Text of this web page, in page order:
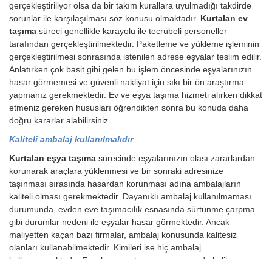
gerçekleştiriliyor olsa da bir takım kurallara uyulmadığı takdirde
sorunlar ile karşılaşılması söz konusu olmaktadır. Kurtalan ev
taşıma süreci genellikle karayolu ile tecrübeli personeller
tarafından gerçekleştirilmektedir. Paketleme ve yükleme işleminin
gerçekleştirilmesi sonrasında istenilen adrese eşyalar teslim edilir.
Anlatırken çok basit gibi gelen bu işlem öncesinde eşyalarınızın
hasar görmemesi ve güvenli nakliyat için sıkı bir ön araştırma
yapmanız gerekmektedir. Ev ve eşya taşıma hizmeti alırken dikkat
etmeniz gereken hususları öğrendikten sonra bu konuda daha
doğru kararlar alabilirsiniz.
Kaliteli ambalaj kullanılmalıdır
Kurtalan eşya taşıma sürecinde eşyalarınızın olası zararlardan
korunarak araçlara yüklenmesi ve bir sonraki adresinize
taşınması sırasında hasardan korunması adına ambalajların
kaliteli olması gerekmektedir. Dayanıklı ambalaj kullanılmaması
durumunda, evden eve taşımacılık esnasında sürtünme çarpma
gibi durumlar nedeni ile eşyalar hasar görmektedir. Ancak
maliyetten kaçan bazı firmalar, ambalaj konusunda kalitesiz
olanları kullanabilmektedir. Kimileri ise hiç ambalaj